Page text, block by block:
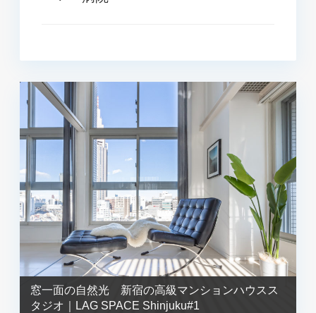
窓一面の自然光 新宿の高級マンションハウスス
タジオ｜LAG SPACE Shinjuku#1